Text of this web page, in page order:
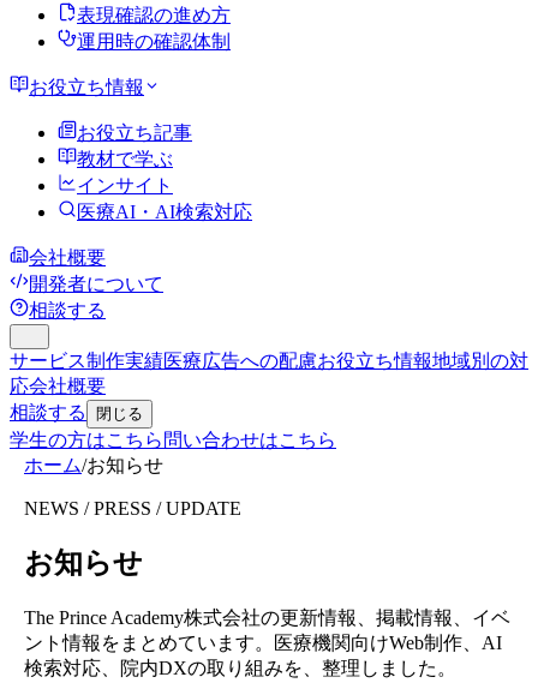
表現確認の進め方
運用時の確認体制
お役立ち情報
お役立ち記事
教材で学ぶ
インサイト
医療AI・AI検索対応
会社概要
開発者について
相談する
サービス制作実績医療広告への配慮お役立ち情報地域別の対
応会社概要
相談する
閉じる
学生の方はこちら 問い合わせはこちら
ホーム/お知らせ
NEWS / PRESS / UPDATE
お知らせ
The Prince Academy株式会社の更新情報、掲載情報、イベ
ント情報をまとめています。医療機関向けWeb制作、AI
検索対応、院内DXの取り組みを、整理しました。